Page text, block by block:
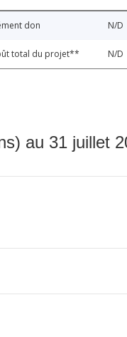
don N/D
total du projet** N/D
au 31 juillet